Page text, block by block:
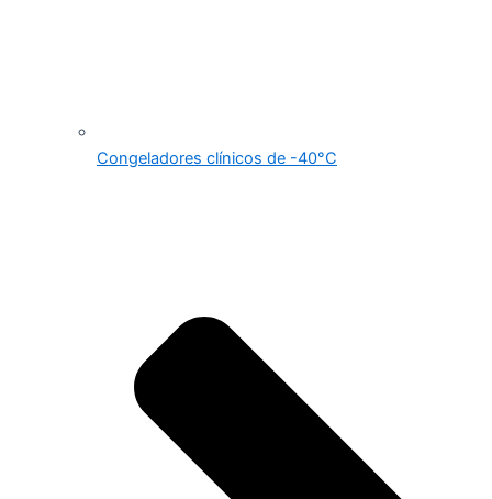
Congeladores clínicos de -40°C